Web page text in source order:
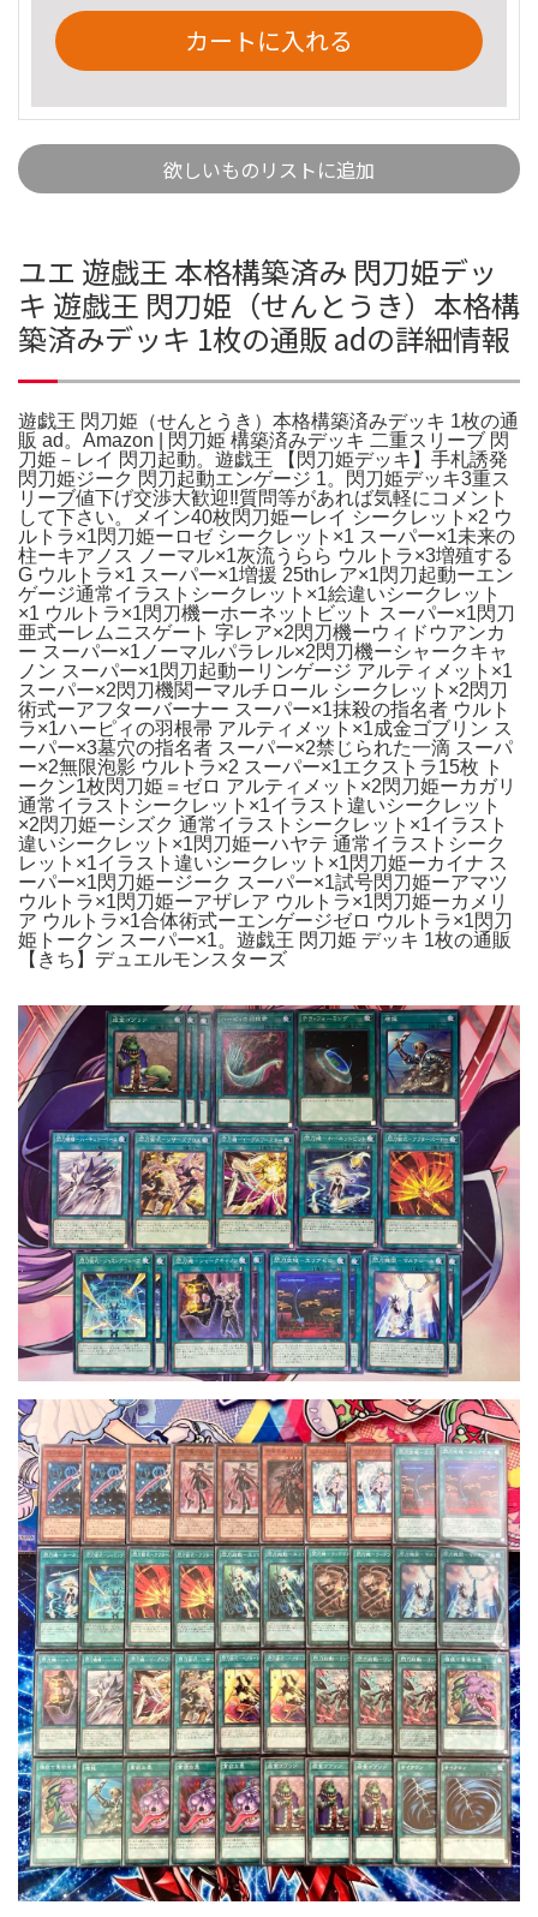
カートに入れる
欲しいものリストに追加
ユエ 遊戯王 本格構築済み 閃刀姫デッ
キ 遊戯王 閃刀姫（せんとうき）本格構
築済みデッキ 1枚の通販 adの詳細情報
遊戯王 閃刀姫（せんとうき）本格構築済みデッキ 1枚の通
販 ad。Amazon | 閃刀姫 構築済みデッキ 二重スリーブ 閃
刀姫－レイ 閃刀起動。遊戯王 【閃刀姫デッキ】手札誘発
閃刀姫ジーク 閃刀起動エンゲージ 1。閃刀姫デッキ3重ス
リーブ値下げ交渉大歓迎‼️質問等があれば気軽にコメント
して下さい。メイン40枚閃刀姫ーレイ シークレット×2 ウ
ルトラ×1閃刀姫ーロゼ シークレット×1 スーパー×1未来の
柱ーキアノス ノーマル×1灰流うらら ウルトラ×3増殖する
G ウルトラ×1 スーパー×1増援 25thレア×1閃刀起動ーエン
ゲージ通常イラストシークレット×1絵違いシークレット
×1 ウルトラ×1閃刀機ーホーネットビット スーパー×1閃刀
亜式ーレムニスゲート 字レア×2閃刀機ーウィドウアンカ
ー スーパー×1ノーマルパラレル×2閃刀機ーシャークキャ
ノン スーパー×1閃刀起動ーリンゲージ アルティメット×1
スーパー×2閃刀機関ーマルチロール シークレット×2閃刀
術式ーアフターバーナー スーパー×1抹殺の指名者 ウルト
ラ×1ハーピィの羽根帚 アルティメット×1成金ゴブリン ス
ーパー×3墓穴の指名者 スーパー×2禁じられた一滴 スーパ
ー×2無限泡影 ウルトラ×2 スーパー×1エクストラ15枚 ト
ークン1枚閃刀姫＝ゼロ アルティメット×2閃刀姫ーカガリ
通常イラストシークレット×1イラスト違いシークレット
×2閃刀姫ーシズク 通常イラストシークレット×1イラスト
違いシークレット×1閃刀姫ーハヤテ 通常イラストシーク
レット×1イラスト違いシークレット×1閃刀姫ーカイナ ス
ーパー×1閃刀姫ージーク スーパー×1試号閃刀姫ーアマツ
ウルトラ×1閃刀姫ーアザレア ウルトラ×1閃刀姫ーカメリ
ア ウルトラ×1合体術式ーエンゲージゼロ ウルトラ×1閃刀
姫トークン スーパー×1。遊戯王 閃刀姫 デッキ 1枚の通販
【きち】デュエルモンスターズ